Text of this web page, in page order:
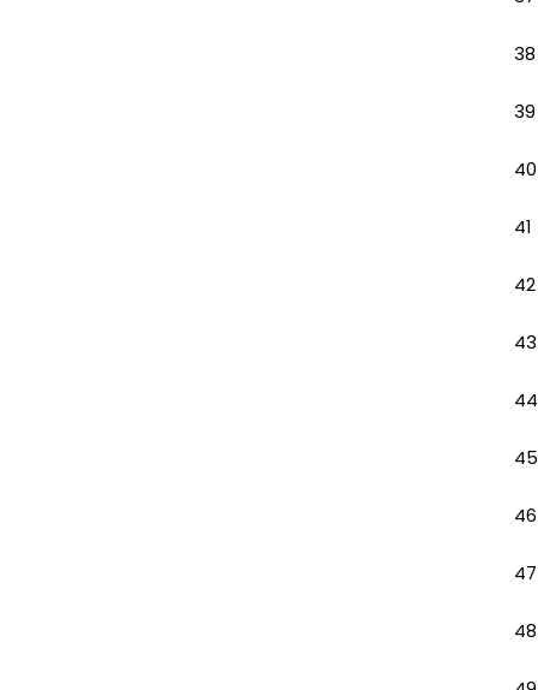
38
39
40
41
42
43
44
45
46
47
48